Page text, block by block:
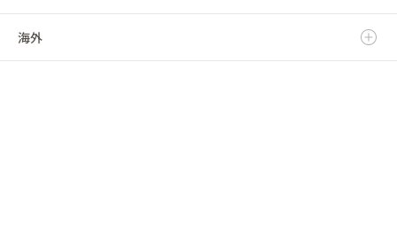
東京都
福井県
大阪府
島根県
福岡県
海外